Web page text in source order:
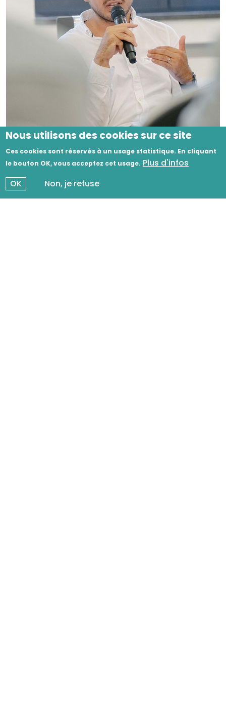
Image
Nous utilisons des cookies sur ce site
Ces cookies sont réservés à un usage statistique. En cliquant
le bouton OK, vous acceptez cet usage. Plus d'infos
OK
Non, je refuse